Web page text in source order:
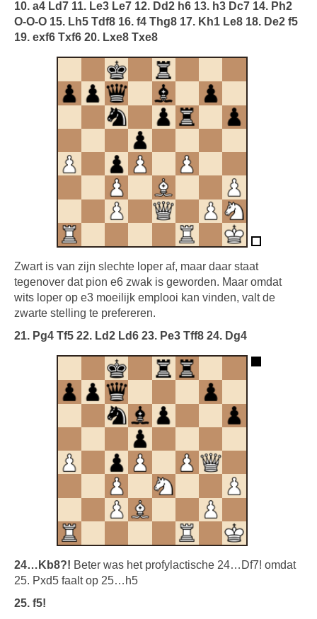
10. a4 Ld7 11. Le3 Le7 12. Dd2 h6 13. h3 Dc7 14. Ph2
O-O-O 15. Lh5 Tdf8 16. f4 Thg8 17. Kh1 Le8 18. De2 f5
19. exf6 Txf6 20. Lxe8 Txe8
Zwart is van zijn slechte loper af, maar daar staat
tegenover dat pion e6 zwak is geworden. Maar omdat
wits loper op e3 moeilijk emplooi kan vinden, valt de
zwarte stelling te prefereren.
21. Pg4 Tf5 22. Ld2 Ld6 23. Pe3 Tff8 24. Dg4
24…Kb8?! Beter was het profylactische 24…Df7! omdat
25. Pxd5 faalt op 25…h5
25. f5!